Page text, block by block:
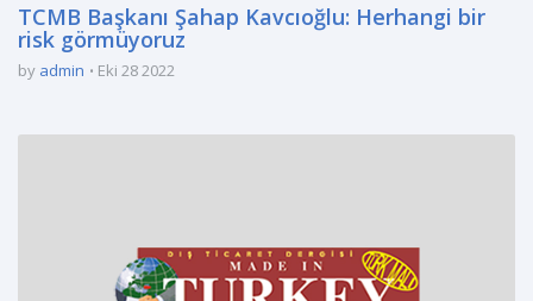
TCMB Başkanı Şahap Kavcıoğlu: Herhangi bir
risk görmüyoruz
by admin Eki 28 2022